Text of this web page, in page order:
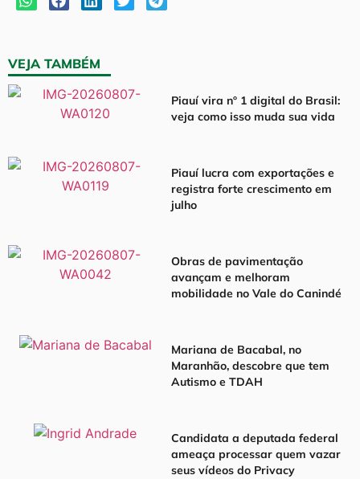
VEJA TAMBÉM
Piauí vira nº 1 digital do Brasil:
veja como isso muda sua vida
Piauí lucra com exportações e
registra forte crescimento em
julho
Obras de pavimentação
avançam e melhoram
mobilidade no Vale do Canindé
Mariana de Bacabal, no
Maranhão, descobre que tem
Autismo e TDAH
Candidata a deputada federal
ameaça processar quem vazar
seus vídeos do Privacy